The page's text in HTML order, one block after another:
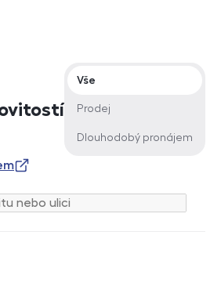
Typ nabídky
Vše
Prodej
Dlouhodobý pronájem